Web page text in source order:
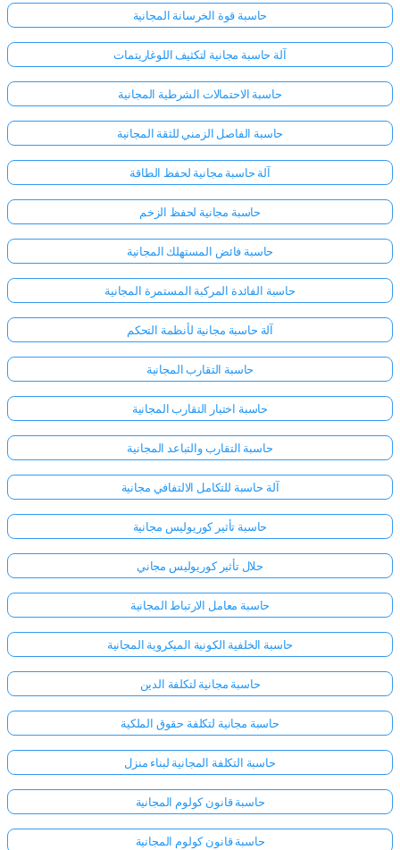
حاسبة قوة الخرسانة المجانية
آلة حاسبة مجانية لتكثيف اللوغاريتمات
حاسبة الاحتمالات الشرطية المجانية
حاسبة الفاصل الزمني للثقة المجانية
آلة حاسبة مجانية لحفظ الطاقة
حاسبة مجانية لحفظ الزخم
حاسبة فائض المستهلك المجانية
حاسبة الفائدة المركبة المستمرة المجانية
آلة حاسبة مجانية لأنظمة التحكم
حاسبة التقارب المجانية
حاسبة اختبار التقارب المجانية
حاسبة التقارب والتباعد المجانية
آلة حاسبة للتكامل الالتفافي مجانية
حاسبة تأثير كوريوليس مجانية
حلال تأثير كوريوليس مجاني
حاسبة معامل الارتباط المجانية
حاسبة الخلفية الكونية الميكروية المجانية
حاسبة مجانية لتكلفة الدين
حاسبة مجانية لتكلفة حقوق الملكية
حاسبة التكلفة المجانية لبناء منزل
حاسبة قانون كولوم المجانية
حاسبة قانون كولوم المجانية